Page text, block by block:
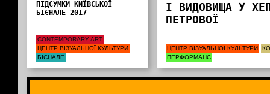
І ВИДОВИЩА У
ПЕТРОВОЇ
ЦЕНТР ВІЗУАЛЬНОЇ КУЛЬТУРИ
ПЕРФОРМАНС
ПІДСУМКИ КИЇВСЬКОЇ
БІЄНАЛЕ 2017
CONTEMPORARY ART
ЦЕНТР ВІЗУАЛЬНОЇ КУЛЬТУРИ
БІЄНАЛЕ